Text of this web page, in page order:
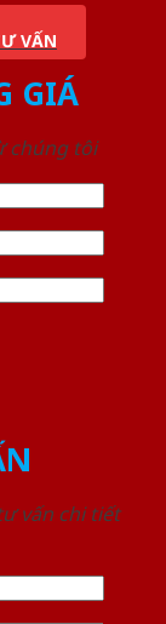
VẤN
GIÁ
chúng tôi
vấn chi tiết